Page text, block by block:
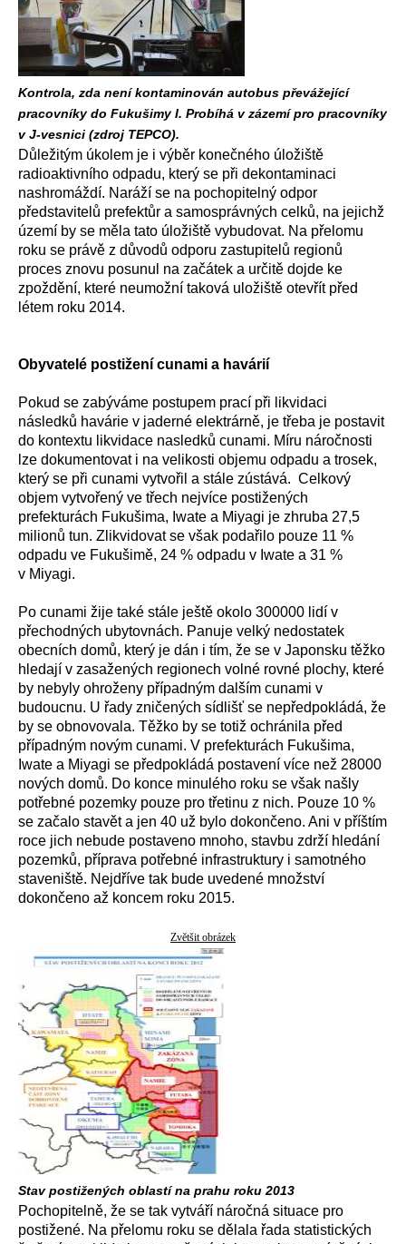
Kontrola, zda není kontaminován autobus převážející
pracovníky do Fukušimy I. Probíhá v zázemí pro pracovníky
v J-vesnici (zdroj TEPCO).
Důležitým úkolem je i výběr konečného úložiště
radioaktivního odpadu, který se při dekontaminaci
nashromáždí. Naráží se na pochopitelný odpor
představitelů prefektůr a samosprávných celků, na jejichž
území by se měla tato úložiště vybudovat. Na přelomu
roku se právě z důvodů odporu zastupitelů regionů
proces znovu posunul na začátek a určitě dojde ke
zpoždění, které neumožní taková uložiště otevřít před
létem roku 2014.
Obyvatelé postižení cunami a havárií
Pokud se zabýváme postupem prací při likvidaci
následků havárie v jaderné elektrárně, je třeba je postavit
do kontextu likvidace nasledků cunami. Míru náročnosti
lze dokumentovat i na velikosti objemu odpadu a trosek,
který se při cunami vytvořil a stále zústává. Celkový
objem vytvořený ve třech nejvíce postižených
prefekturách Fukušima, Iwate a Miyagi je zhruba 27,5
milionů tun. Zlikvidovat se však podařilo pouze 11 %
odpadu ve Fukušimě, 24 % odpadu v Iwate a 31 %
v Miyagi.
Po cunami žije také stále ještě okolo 300000 lidí v
přechodných ubytovnách. Panuje velký nedostatek
obecních domů, který je dán i tím, že se v Japonsku těžko
hledají v zasažených regionech volné rovné plochy, které
by nebyly ohroženy případným dalším cunami v
budoucnu. U řady zničených sídlišť se nepředpokládá, že
by se obnovovala. Těžko by se totiž ochránila před
případným novým cunami. V prefekturách Fukušima,
Iwate a Miyagi se předpokládá postavení více než 28000
nových domů. Do konce minulého roku se však našly
potřebné pozemky pouze pro třetinu z nich. Pouze 10 %
se začalo stavět a jen 40 už bylo dokončeno. Ani v příštím
roce jich nebude postaveno mnoho, stavbu zdrží hledání
pozemků, příprava potřebné infrastruktury i samotného
staveniště. Nejdříve tak bude uvedené množství
dokončeno až koncem roku 2015.
Zvětšit obrázek
Stav postižených oblastí na prahu roku 2013
Pochopitelně, že se tak vytváří náročná situace pro
postižené. Na přelomu roku se dělala řada statistických